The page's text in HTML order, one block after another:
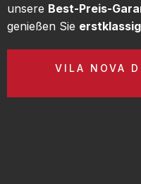
unsere Best-Preis-
genießen Sie
VILA NOVA